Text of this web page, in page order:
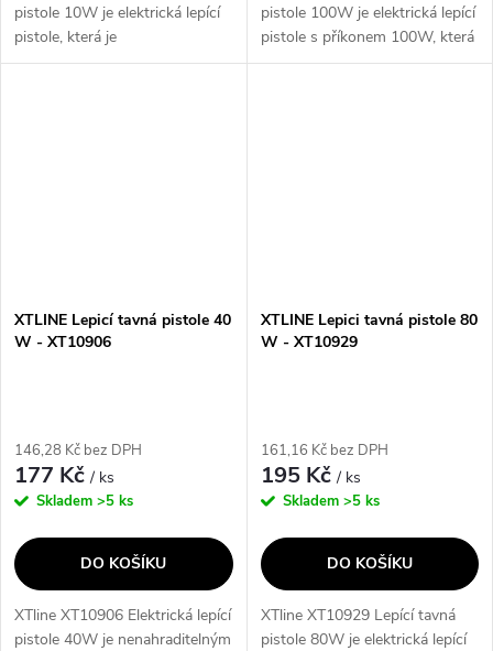
pistole 10W je elektrická lepící
pistole, která je
nenahraditelným pomocníkem v
pistole 100W je elektrická lepící
pistole s příkonem 100W, která
je nenahraditelným
XTLINE Lepicí tavná pistole 40
W - XT10906
146,28 Kč bez DPH
177 Kč/ ks
Skladem >5 ks
DO KOŠÍKU
XTline XT10906 Elektrická lepící
pistole 40W je nenahraditelným
XTLINE Lepici tavná pistole 80
W - XT10929
161,16 Kč bez DPH
195 Kč/ ks
Skladem >5 ks
DO KOŠÍKU
XTline XT10929 Lepící tavná
pistole 80W je elektrická lepící